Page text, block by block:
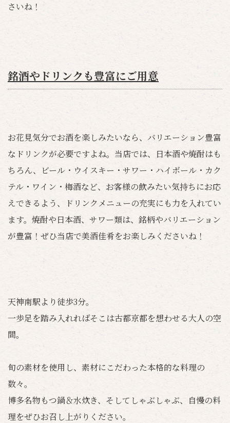
さいね！
銘酒やドリンクも豊富にご用意
お花見気分でお酒を楽しみたいなら、バリエーション豊富
なドリンクが必要ですよね。当店では、日本酒や焼酎はも
ちろん、ビール・ウイスキー・サワー・ハイボール・カク
テル・ワイン・梅酒など、お客様の飲みたい気持ちにお応
えできるよう、ドリンクメニューの充実にも力を入れてい
ます。焼酎や日本酒、サワー類は、銘柄やバリエーション
が豊富！ぜひ当店で美酒佳肴をお楽しみくださいね！
天神南駅より徒歩3分。
一歩足を踏み入れればそこは古都京都を想わせる大人の空
間。
旬の素材を使用し、素材にこだわった本格的な料理の
数々。
博多名物もつ鍋＆水炊き、そしてしゃぶしゃぶ、自慢の料
理をぜひお召し上がりください。